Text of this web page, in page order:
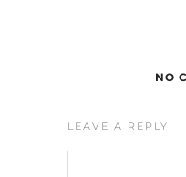
NO
LEAVE A REPLY